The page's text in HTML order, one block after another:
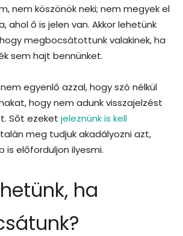
nem köszönök neki; nem megyek el
ahol ő is jelen van. Akkor lehetünk
megbocsátottunk valakinek, ha
sem hajt bennünket.
egyenlő azzal, hogy szó nélkül
hogy nem adunk visszajelzést
Sőt ezeket jeleznünk is kell
meg tudjuk akadályozni azt,
is előforduljon ilyesmi.
ha